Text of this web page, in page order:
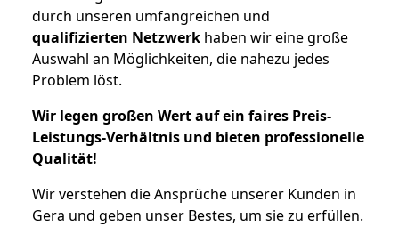
durch unseren umfangreichen und
qualifizierten Netzwerk haben wir eine große
Auswahl an Möglichkeiten, die nahezu jedes
Problem löst.
Wir legen großen Wert auf ein faires Preis-
Leistungs-Verhältnis und bieten professionelle
Qualität!
Wir verstehen die Ansprüche unserer Kunden in
Gera und geben unser Bestes, um sie zu erfüllen.